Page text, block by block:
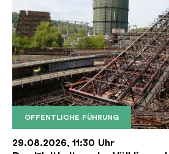
ÖFFENTLICHE FÜHRUNG
Der Erzschrägaufzug der
Copyright: Weltkulturerbe
29.08.2026, 11:30 Uhr